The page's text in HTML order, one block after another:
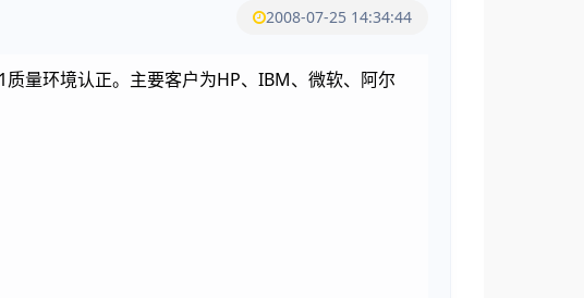
2008-07-25 14:34:44
量环境认正。主要客户为HP、IBM、微软、阿尔